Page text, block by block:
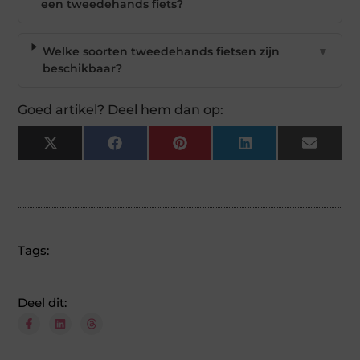
een tweedehands fiets?
Welke soorten tweedehands fietsen zijn
beschikbaar?
▼
Goed artikel? Deel hem dan op:
X
(Twitter)
Facebook Pinterest LinkedIn Email
Tags:
Deel dit: